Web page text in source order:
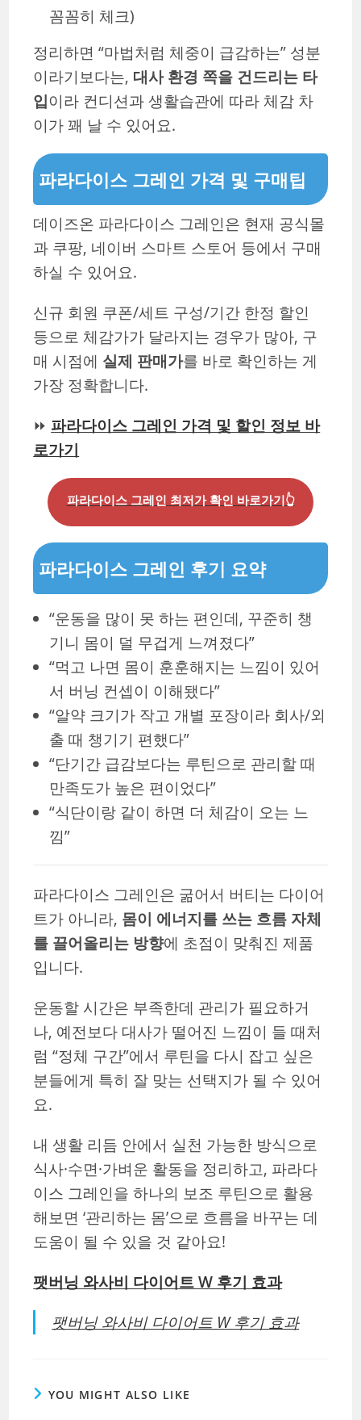
꼼꼼히 체크)
정리하면 “마법처럼 체중이 급감하는” 성분
이라기보다는, 대사 환경 쪽을 건드리는 타
입이라 컨디션과 생활습관에 따라 체감 차
이가 꽤 날 수 있어요.
파라다이스 그레인 가격 및 구매팁
데이즈온 파라다이스 그레인은 현재 공식몰
과 쿠팡, 네이버 스마트 스토어 등에서 구매
하실 수 있어요.
신규 회원 쿠폰/세트 구성/기간 한정 할인
등으로 체감가가 달라지는 경우가 많아, 구
매 시점에 실제 판매가를 바로 확인하는 게
가장 정확합니다.
⏩ 파라다이스 그레인 가격 및 할인 정보 바
로가기
파라다이스 그레인 최저가 확인 바로가기👆
파라다이스 그레인 후기 요약
“운동을 많이 못 하는 편인데, 꾸준히 챙
기니 몸이 덜 무겁게 느껴졌다”
“먹고 나면 몸이 훈훈해지는 느낌이 있어
서 버닝 컨셉이 이해됐다”
“알약 크기가 작고 개별 포장이라 회사/외
출 때 챙기기 편했다”
“단기간 급감보다는 루틴으로 관리할 때
만족도가 높은 편이었다”
“식단이랑 같이 하면 더 체감이 오는 느
낌”
파라다이스 그레인은 굶어서 버티는 다이어
트가 아니라, 몸이 에너지를 쓰는 흐름 자체
를 끌어올리는 방향에 초점이 맞춰진 제품
입니다.
운동할 시간은 부족한데 관리가 필요하거
나, 예전보다 대사가 떨어진 느낌이 들 때처
럼 “정체 구간”에서 루틴을 다시 잡고 싶은
분들에게 특히 잘 맞는 선택지가 될 수 있어
요.
내 생활 리듬 안에서 실천 가능한 방식으로
식사·수면·가벼운 활동을 정리하고, 파라다
이스 그레인을 하나의 보조 루틴으로 활용
해보면 ‘관리하는 몸’으로 흐름을 바꾸는 데
도움이 될 수 있을 것 같아요!
팻버닝 와사비 다이어트 W 후기 효과
팻버닝 와사비 다이어트 W 후기 효과
YOU MIGHT ALSO LIKE